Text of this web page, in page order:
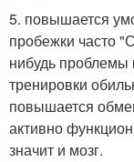
5. повышается
пробежки часто
нибудь проблемы
тренировки
повышается
активно
значит и мозг.